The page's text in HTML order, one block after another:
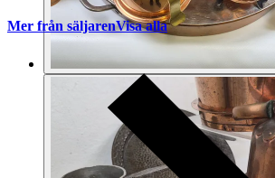
Mer från säljarenVisa alla